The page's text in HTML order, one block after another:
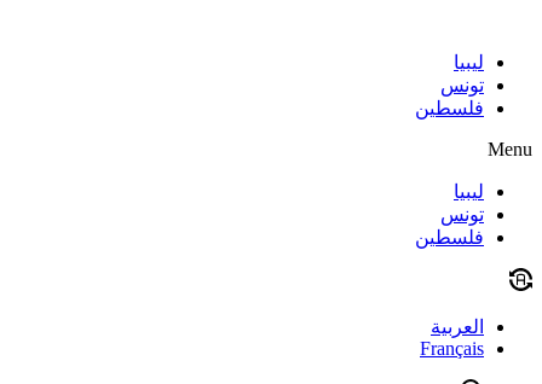
contentليبيا
تونس
فلسطين
Menu
ليبيا
تونس
فلسطين
العربية
Français